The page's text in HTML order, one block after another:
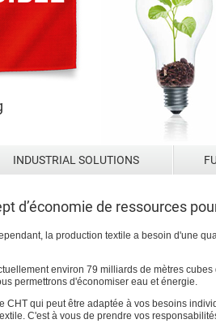
INDUSTRIAL SOLUTIONS
d’économie de ressources
la production textile a besoin d'une
environ 79 milliards de mètres
permettrons d'économiser eau et énergie.
CHT qui peut être adaptée à vos besoins
C'est à vous de prendre vos